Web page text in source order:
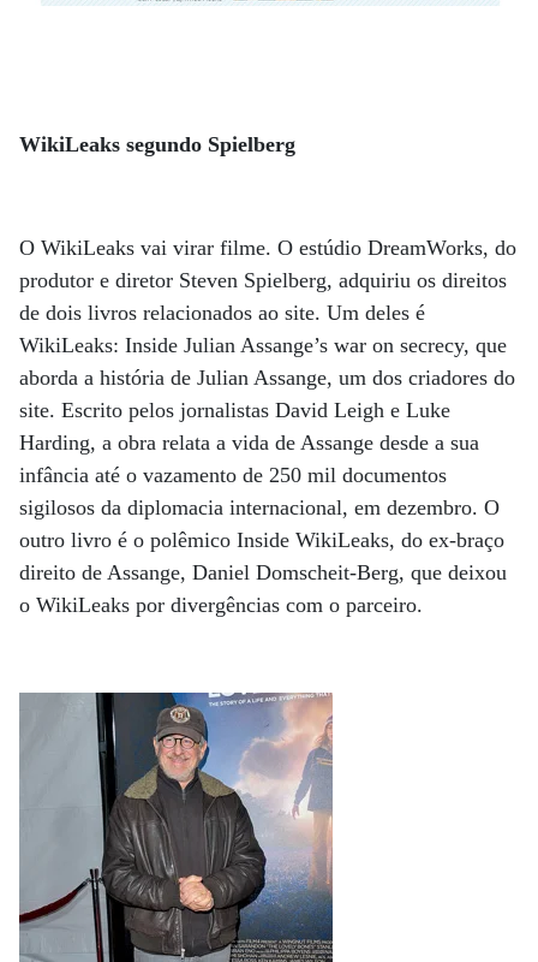
WikiLeaks segundo Spielberg
O WikiLeaks vai virar filme. O estúdio DreamWorks, do
produtor e diretor Steven Spielberg, adquiriu os direitos
de dois livros relacionados ao site. Um deles é
WikiLeaks: Inside Julian Assange’s war on secrecy, que
aborda a história de Julian Assange, um dos criadores do
site. Escrito pelos jornalistas David Leigh e Luke
Harding, a obra relata a vida de Assange desde a sua
infância até o vazamento de 250 mil documentos
sigilosos da diplomacia internacional, em dezembro. O
outro livro é o polêmico Inside WikiLeaks, do ex-braço
direito de Assange, Daniel Domscheit-Berg, que deixou
o WikiLeaks por divergências com o parceiro.